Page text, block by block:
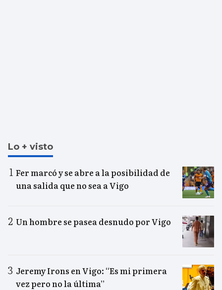
Lo + visto
Fer marcó y se abre a la posibilidad de
una salida que no sea a Vigo
Un hombre se pasea desnudo por Vigo
Jeremy Irons en Vigo: “Es mi primera
vez pero no la última”